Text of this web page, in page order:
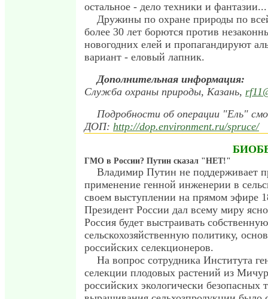
остальное - дело техники и фантазии...
Дружины по охране природы по
более 30 лет борются против
новогодних елей и пропагандируют
вариант - еловый лапник.
Дополнительная информация:
Служба охраны природы, Казань,
Подробности об операции "Ель"
ДОП: http://dop.environment.ru/spruce/
ГМО в России? Путин сказал "НЕТ!"
Владимир Путин не поддерживает
применение генной инженерии в
своем выступлении на прямом эфире
Президент России дал всему миру
Россия будет выстраивать
сельскохозяйственную политику,
российских селекционеров.
На вопрос сотрудника Института
селекции плодовых растений из
российских экологически безопасных